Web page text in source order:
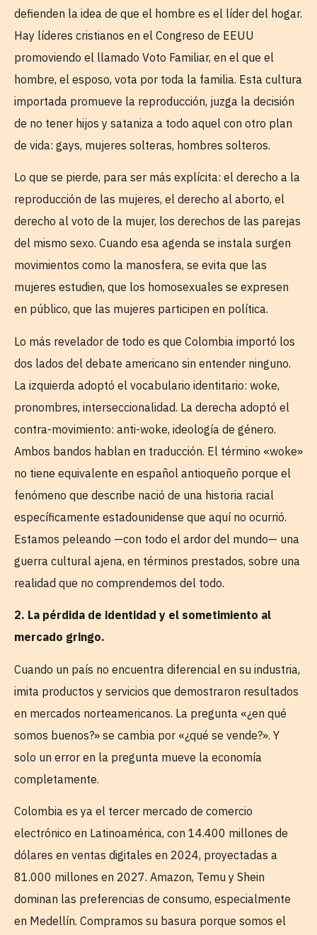
defienden la idea de que el hombre es el líder del hogar.
Hay líderes cristianos en el Congreso de EEUU
promoviendo el llamado Voto Familiar, en el que el
hombre, el esposo, vota por toda la familia. Esta cultura
importada promueve la reproducción, juzga la decisión
de no tener hijos y sataniza a todo aquel con otro plan
de vida: gays, mujeres solteras, hombres solteros.
Lo que se pierde, para ser más explícita: el derecho a la
reproducción de las mujeres, el derecho al aborto, el
derecho al voto de la mujer, los derechos de las parejas
del mismo sexo. Cuando esa agenda se instala surgen
movimientos como la manosfera, se evita que las
mujeres estudien, que los homosexuales se expresen
en público, que las mujeres participen en política.
Lo más revelador de todo es que Colombia importó los
dos lados del debate americano sin entender ninguno.
La izquierda adoptó el vocabulario identitario: woke,
pronombres, interseccionalidad. La derecha adoptó el
contra-movimiento: anti-woke, ideología de género.
Ambos bandos hablan en traducción. El término «woke»
no tiene equivalente en español antioqueño porque el
fenómeno que describe nació de una historia racial
específicamente estadounidense que aquí no ocurrió.
Estamos peleando —con todo el ardor del mundo— una
guerra cultural ajena, en términos prestados, sobre una
realidad que no comprendemos del todo.
2. La pérdida de identidad y el sometimiento al
mercado gringo.
Cuando un país no encuentra diferencial en su industria,
imita productos y servicios que demostraron resultados
en mercados norteamericanos. La pregunta «¿en qué
somos buenos?» se cambia por «¿qué se vende?». Y
solo un error en la pregunta mueve la economía
completamente.
Colombia es ya el tercer mercado de comercio
electrónico en Latinoamérica, con 14.400 millones de
dólares en ventas digitales en 2024, proyectadas a
81.000 millones en 2027. Amazon, Temu y Shein
dominan las preferencias de consumo, especialmente
en Medellín. Compramos su basura porque somos el